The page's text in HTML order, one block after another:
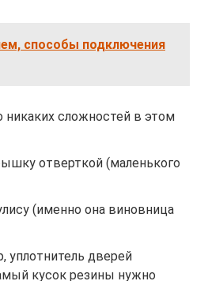
способы подключения
сложностей в этом
отверткой (маленького
(именно она виновница
уплотнитель дверей
кусок резины нужно